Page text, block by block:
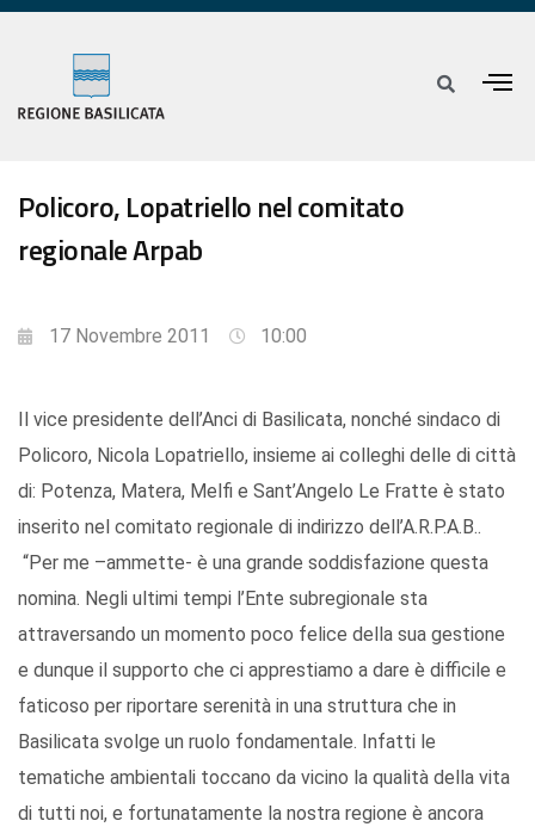
Policoro, Lopatriello nel comitato
regionale Arpab
17 Novembre 2011 10:00
Il vice presidente dell’Anci di Basilicata, nonché sindaco di
Policoro, Nicola Lopatriello, insieme ai colleghi delle di città
di: Potenza, Matera, Melfi e Sant’Angelo Le Fratte è stato
inserito nel comitato regionale di indirizzo dell’A.R.P.A.B..
“Per me –ammette- è una grande soddisfazione questa
nomina. Negli ultimi tempi l’Ente subregionale sta
attraversando un momento poco felice della sua gestione
e dunque il supporto che ci apprestiamo a dare è difficile e
faticoso per riportare serenità in una struttura che in
Basilicata svolge un ruolo fondamentale. Infatti le
tematiche ambientali toccano da vicino la qualità della vita
di tutti noi, e fortunatamente la nostra regione è ancora